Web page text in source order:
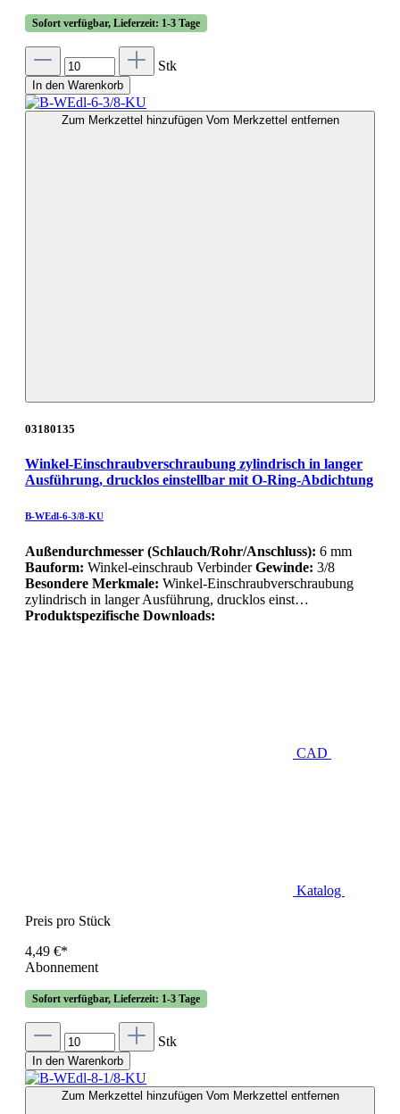
Sofort verfügbar, Lieferzeit: 1-3 Tage
Stk
In den Warenkorb
Zum Merkzettel hinzufügen Vom Merkzettel entfernen
03180135
Winkel-Einschraubverschraubung zylindrisch in langer
Ausführung, drucklos einstellbar mit O-Ring-Abdichtung
B-WEdl-6-3/8-KU
Außendurchmesser (Schlauch/Rohr/Anschluss): 6 mm
Bauform: Winkel-einschraub VerbinderGewinde: 3/8
Besondere Merkmale: Winkel-Einschraubverschraubung
zylindrisch in langer Ausführung, drucklos einst…
Produktspezifische Downloads:
CAD
Katalog
Preis pro Stück
4,49 €*
Abonnement
Sofort verfügbar, Lieferzeit: 1-3 Tage
Stk
In den Warenkorb
Zum Merkzettel hinzufügen Vom Merkzettel entfernen